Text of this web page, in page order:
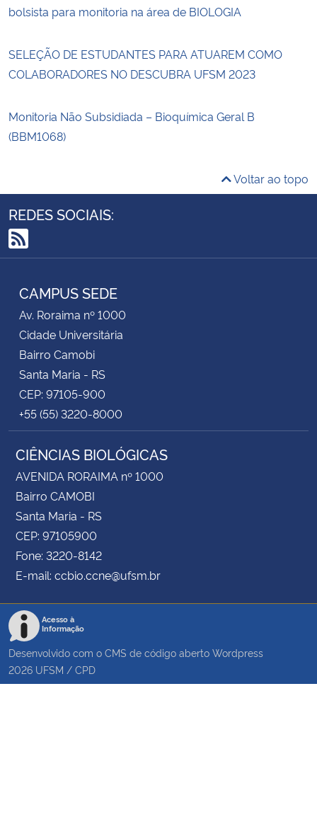
bolsista para monitoria na área de BIOLOGIA
SELEÇÃO DE ESTUDANTES PARA ATUAREM COMO
COLABORADORES NO DESCUBRA UFSM 2023
Monitoria Não Subsidiada – Bioquímica Geral B
(BBM1068)
Voltar ao topo
REDES SOCIAIS:
RSS
CAMPUS SEDE
Av. Roraima nº 1000
Cidade Universitária
Bairro Camobi
Santa Maria - RS
CEP: 97105-900
+55 (55) 3220-8000
CIÊNCIAS BIOLÓGICAS
AVENIDA RORAIMA nº 1000
Bairro CAMOBI
Santa Maria - RS
CEP: 97105900
Fone: 3220-8142
E-mail: ccbio.ccne@ufsm.br
Acesso à
Informação
Desenvolvido com o CMS de código aberto Wordpress
2026 UFSM / CPD